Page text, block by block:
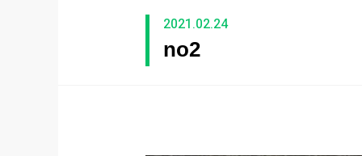
2021.02.24
no2